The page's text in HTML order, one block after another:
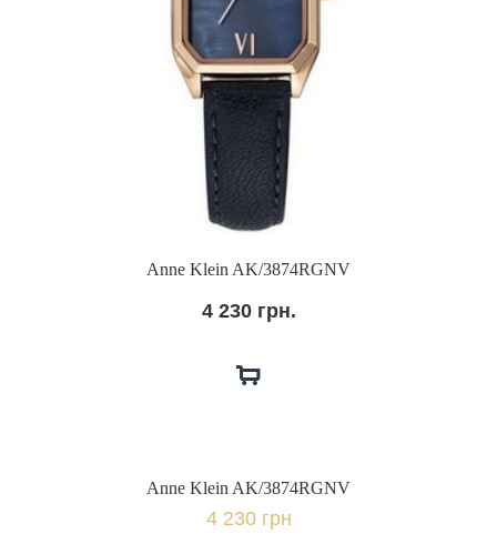
Anne Klein AK/3874RGNV
4 230 грн.
Anne Klein AK/3874RGNV
4 230 грн